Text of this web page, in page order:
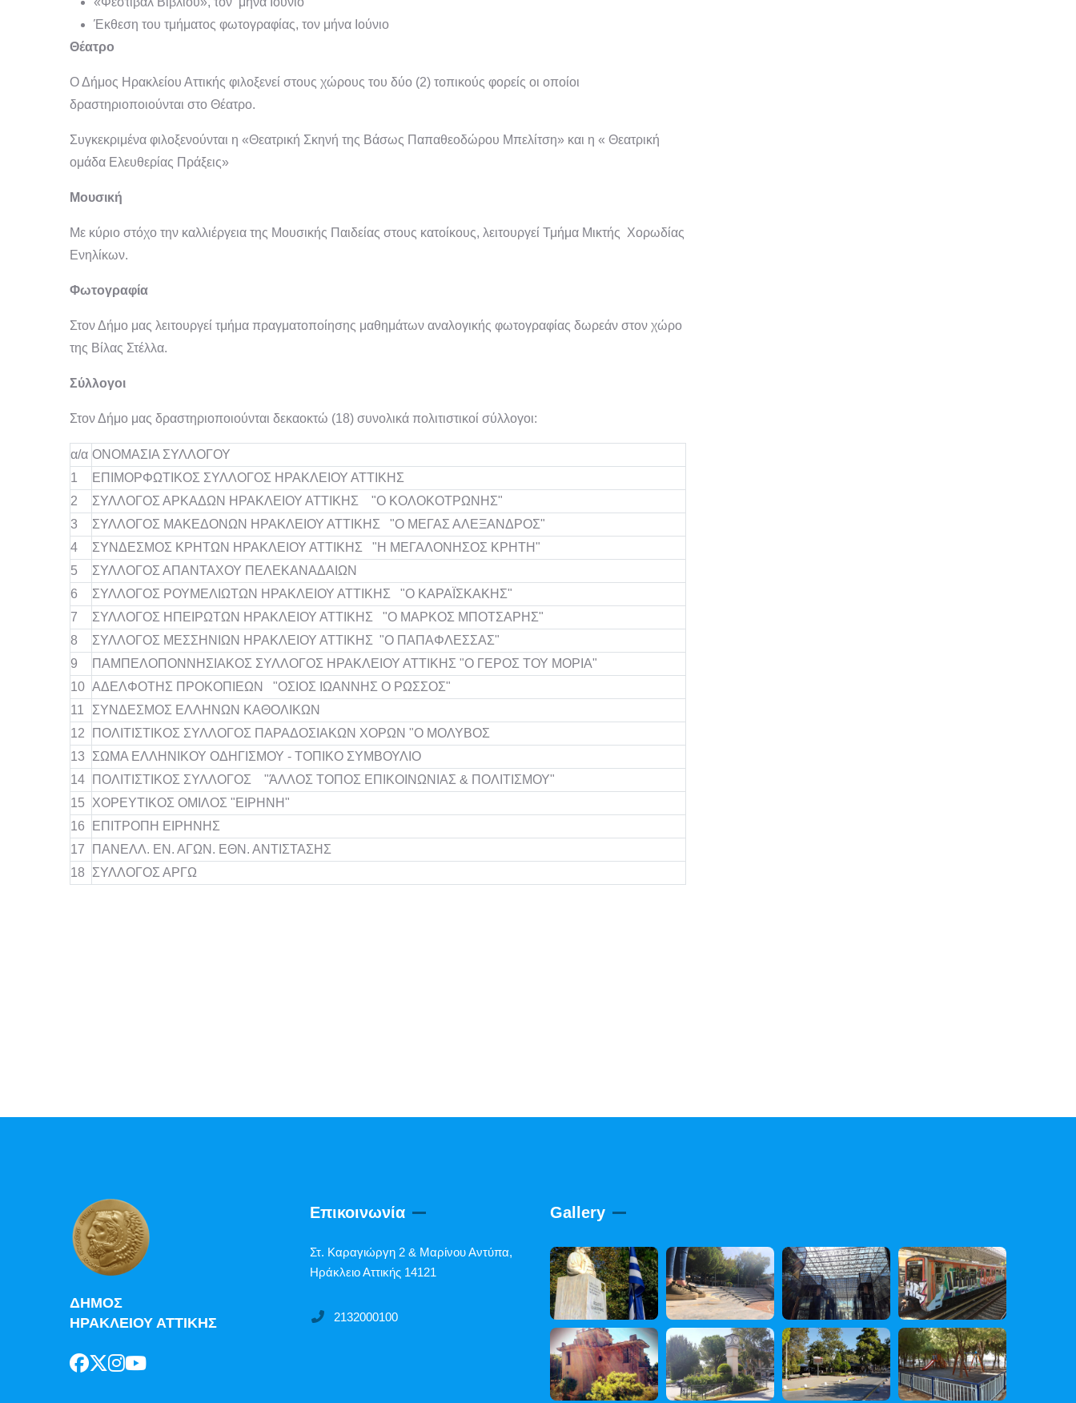
Έκθεση του τμήματος φωτογραφίας, τον μήνα Ιούνιο
Θέατρο
Ο Δήμος Ηρακλείου Αττικής φιλοξενεί στους χώρους του δύο (2) τοπικούς φορείς οι οποίοι
δραστηριοποιούνται στο Θέατρο.
Συγκεκριμένα φιλοξενούνται η «Θεατρική Σκηνή της Βάσως Παπαθεοδώρου Μπελίτση» και η « Θεατρική
ομάδα Ελευθερίας Πράξεις»
Μουσική
Με κύριο στόχο την καλλιέργεια της Μουσικής Παιδείας στους κατοίκους, λειτουργεί Τμήμα Μικτής Χορωδίας
Ενηλίκων.
Φωτογραφία
Στον Δήμο μας λειτουργεί τμήμα πραγματοποίησης μαθημάτων αναλογικής φωτογραφίας δωρεάν στον χώρο
της Βίλας Στέλλα.
Σύλλογοι
Στον Δήμο μας δραστηριοποιούνται δεκαοκτώ (18) συνολικά πολιτιστικοί σύλλογοι:
α/α ΟΝΟΜΑΣΙΑ ΣΥΛΛΟΓΟΥ
1
ΕΠΙΜΟΡΦΩΤΙΚΟΣ ΣΥΛΛΟΓΟΣ ΗΡΑΚΛΕΙΟΥ ΑΤΤΙΚΗΣ
2
ΣΥΛΛΟΓΟΣ ΑΡΚΑΔΩΝ ΗΡΑΚΛΕΙΟΥ ΑΤΤΙΚΗΣ "Ο ΚΟΛΟΚΟΤΡΩΝΗΣ"
3
ΣΥΛΛΟΓΟΣ ΜΑΚΕΔΟΝΩΝ ΗΡΑΚΛΕΙΟΥ ΑΤΤΙΚΗΣ "Ο ΜΕΓΑΣ ΑΛΕΞΑΝΔΡΟΣ"
4
ΣΥΝΔΕΣΜΟΣ ΚΡΗΤΩΝ ΗΡΑΚΛΕΙΟΥ ΑΤΤΙΚΗΣ "Η ΜΕΓΑΛΟΝΗΣΟΣ ΚΡΗΤΗ"
5
ΣΥΛΛΟΓΟΣ ΑΠΑΝΤΑΧΟΥ ΠΕΛΕΚΑΝΑΔΑΙΩΝ
6
ΣΥΛΛΟΓΟΣ ΡΟΥΜΕΛΙΩΤΩΝ ΗΡΑΚΛΕΙΟΥ ΑΤΤΙΚΗΣ "Ο ΚΑΡΑΪΣΚΑΚΗΣ"
7
ΣΥΛΛΟΓΟΣ ΗΠΕΙΡΩΤΩΝ ΗΡΑΚΛΕΙΟΥ ΑΤΤΙΚΗΣ "Ο ΜΑΡΚΟΣ ΜΠΟΤΣΑΡΗΣ"
8
ΣΥΛΛΟΓΟΣ ΜΕΣΣΗΝΙΩΝ ΗΡΑΚΛΕΙΟΥ ΑΤΤΙΚΗΣ "Ο ΠΑΠΑΦΛΕΣΣΑΣ"
9
ΠΑΜΠΕΛΟΠΟΝΝΗΣΙΑΚΟΣ ΣΥΛΛΟΓΟΣ ΗΡΑΚΛΕΙΟΥ ΑΤΤΙΚΗΣ "Ο ΓΕΡΟΣ ΤΟΥ ΜΟΡΙΑ"
10 ΑΔΕΛΦΟΤΗΣ ΠΡΟΚΟΠΙΕΩΝ "ΟΣΙΟΣ ΙΩΑΝΝΗΣ Ο ΡΩΣΣΟΣ"
11
ΣΥΝΔΕΣΜΟΣ ΕΛΛΗΝΩΝ ΚΑΘΟΛΙΚΩΝ
12
ΠΟΛΙΤΙΣΤΙΚΟΣ ΣΥΛΛΟΓΟΣ ΠΑΡΑΔΟΣΙΑΚΩΝ ΧΟΡΩΝ "Ο ΜΟΛΥΒΟΣ
13
ΣΩΜΑ ΕΛΛΗΝΙΚΟΥ ΟΔΗΓΙΣΜΟΥ - ΤΟΠΙΚΟ ΣΥΜΒΟΥΛΙΟ
14
ΠΟΛΙΤΙΣΤΙΚΟΣ ΣΥΛΛΟΓΟΣ "ΆΛΛΟΣ ΤΟΠΟΣ ΕΠΙΚΟΙΝΩΝΙΑΣ & ΠΟΛΙΤΙΣΜΟΥ"
15
ΧΟΡΕΥΤΙΚΟΣ ΟΜΙΛΟΣ "ΕΙΡΗΝΗ"
16
ΕΠΙΤΡΟΠΗ ΕΙΡΗΝΗΣ
17
ΠΑΝΕΛΛ. ΕΝ. ΑΓΩΝ. ΕΘΝ. ΑΝΤΙΣΤΑΣΗΣ
18
ΣΥΛΛΟΓΟΣ ΑΡΓΩ
ΔΗΜΟΣ
ΗΡΑΚΛΕΙΟΥ ΑΤΤΙΚΗΣ
Επικοινωνία
Στ. Καραγιώργη 2 & Μαρίνου Αντύπα,
Ηράκλειο Αττικής 14121
2132000100
Gallery